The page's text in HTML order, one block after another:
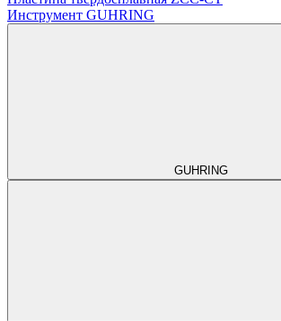
Инструмент GUHRING
GUHRING